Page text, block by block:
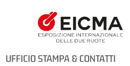
UFFICIO STAMPA & CONTATTI